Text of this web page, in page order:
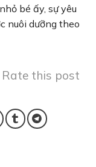
bé ấy, sự yêu
nuôi dưỡng theo
Rate this post